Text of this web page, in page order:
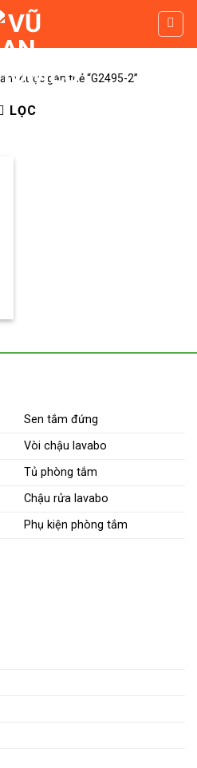
được gắn thẻ “G2495-2”
LỌC
Sen tắm đứng
Vòi chậu lavabo
Tủ phòng tắm
Chậu rửa lavabo
Phụ kiện phòng tắm